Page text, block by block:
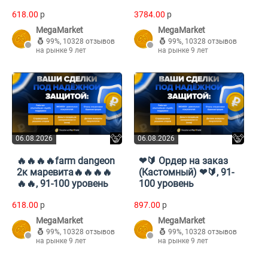
618.00 p
MegaMarket
99%, 10328 отзывов
на рынке 9 лет
3784.00 p
MegaMarket
99%, 10328 отзывов
на рынке 9 лет
06.08.2026
🔥🔥🔥🔥farm dangeon
2к маревита🔥🔥🔥🔥
🔥🔥, 91-100 уровень
618.00 p
MegaMarket
99%, 10328 отзывов
на рынке 9 лет
06.08.2026
❤🔰 Ордер на заказ
(Кастомный) ❤🔰, 91-
100 уровень
897.00 p
MegaMarket
99%, 10328 отзывов
на рынке 9 лет